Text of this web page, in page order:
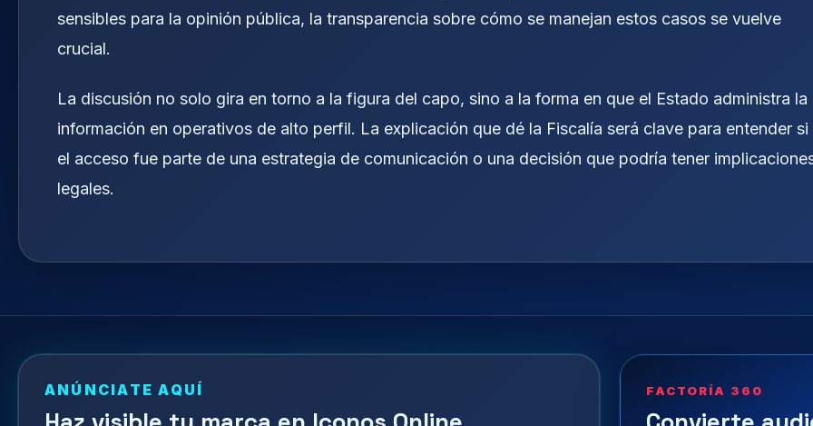
sensibles para la opinión pública, la transparencia sobre cómo se manejan estos casos se vuelve
crucial.
La discusión no solo gira en torno a la figura del capo, sino a la forma en que el Estado administra la
información en operativos de alto perfil. La explicación que dé la Fiscalía será clave para entender si
el acceso fue parte de una estrategia de comunicación o una decisión que podría tener
legales.
ANÚNCIATE AQUÍ FACTORÍA 360